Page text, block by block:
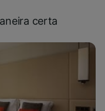
certa